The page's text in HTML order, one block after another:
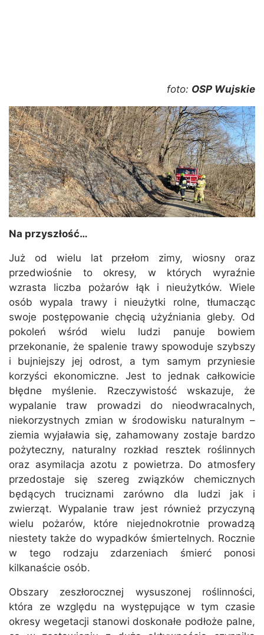
foto: OSP Wujskie
Na przyszłość…
Już od wielu lat przełom zimy, wiosny oraz
przedwiośnie to okresy, w których wyraźnie
wzrasta liczba pożarów łąk i nieużytków. Wiele
osób wypala trawy i nieużytki rolne, tłumacząc
swoje postępowanie chęcią użyźniania gleby. Od
pokoleń wśród wielu ludzi panuje bowiem
przekonanie, że spalenie trawy spowoduje szybszy
i bujniejszy jej odrost, a tym samym przyniesie
korzyści ekonomiczne. Jest to jednak całkowicie
błędne myślenie. Rzeczywistość wskazuje, że
wypalanie traw prowadzi do nieodwracalnych,
niekorzystnych zmian w środowisku naturalnym –
ziemia wyjaławia się, zahamowany zostaje bardzo
pożyteczny, naturalny rozkład resztek roślinnych
oraz asymilacja azotu z powietrza. Do atmosfery
przedostaje się szereg związków chemicznych
będących truciznami zarówno dla ludzi jak i
zwierząt. Wypalanie traw jest również przyczyną
wielu pożarów, które niejednokrotnie prowadzą
niestety także do wypadków śmiertelnych. Rocznie
w tego rodzaju zdarzeniach śmierć ponosi
kilkanaście osób.
Obszary zeszłorocznej wysuszonej roślinności,
która ze względu na występujące w tym czasie
okresy wegetacji stanowi doskonałe podłoże palne,